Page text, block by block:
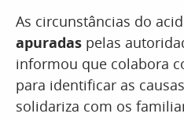
As circunstâncias do
apuradas pelas
informou que colabora
para identificar as
solidariza com os